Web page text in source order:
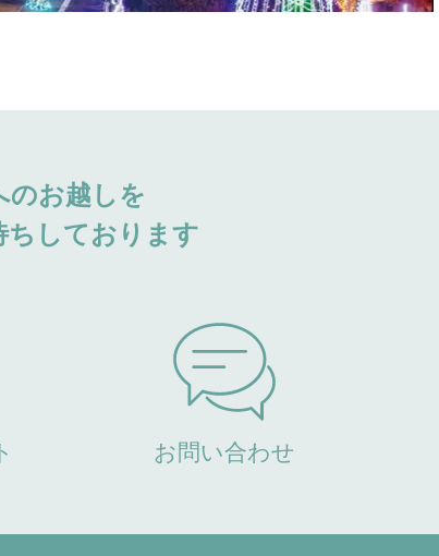
のお越しを
ちしております
お問い合わせ